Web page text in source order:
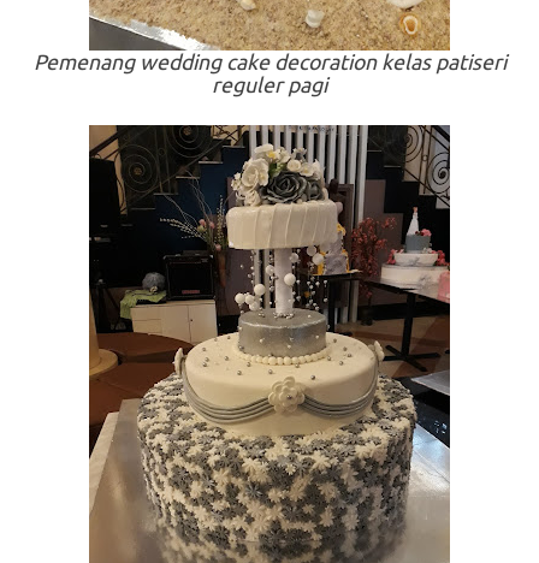
Pemenang wedding cake decorationkelas patiseri
reguler pagi